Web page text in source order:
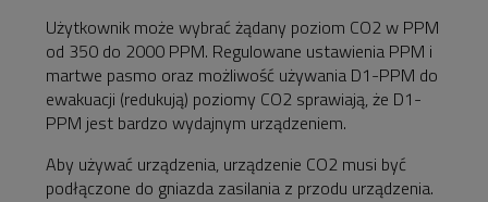
Użytkownik może wybrać żądany poziom CO2 w PPM
od 350 do 2000 PPM. Regulowane ustawienia PPM i
martwe pasmo oraz możliwość używania D1-PPM do
ewakuacji (redukują) poziomy CO2 sprawiają, że D1-
PPM jest bardzo wydajnym urządzeniem.
Aby używać urządzenia, urządzenie CO2 musi być
podłączone do gniazda zasilania z przodu urządzenia.